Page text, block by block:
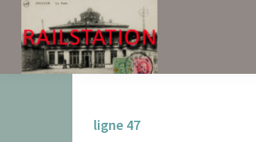
primary
navigation
main
content
primary
sidebar
ligne 47